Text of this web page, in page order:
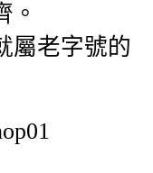
。
屬老字號的